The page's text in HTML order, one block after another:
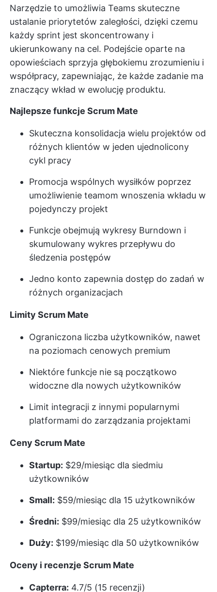
Narzędzie to umożliwia Teams skuteczne
ustalanie priorytetów zaległości, dzięki czemu
każdy sprint jest skoncentrowany i
ukierunkowany na cel. Podejście oparte na
opowieściach sprzyja głębokiemu zrozumieniu i
współpracy, zapewniając, że każde zadanie ma
znaczący wkład w ewolucję produktu.
Najlepsze funkcje Scrum Mate
Skuteczna konsolidacja wielu projektów od
różnych klientów w jeden ujednolicony
cykl pracy
Promocja wspólnych wysiłków poprzez
umożliwienie teamom wnoszenia wkładu w
pojedynczy projekt
Funkcje obejmują wykresy Burndown i
skumulowany wykres przepływu do
śledzenia postępów
Jedno konto zapewnia dostęp do zadań w
różnych organizacjach
Limity Scrum Mate
Ograniczona liczba użytkowników, nawet
na poziomach cenowych premium
Niektóre funkcje nie są początkowo
widoczne dla nowych użytkowników
Limit integracji z innymi popularnymi
platformami do zarządzania projektami
Ceny Scrum Mate
Startup: $29/miesiąc dla siedmiu
użytkowników
Small: $59/miesiąc dla 15 użytkowników
Średni: $99/miesiąc dla 25 użytkowników
Duży: $199/miesiąc dla 50 użytkowników
Oceny i recenzje Scrum Mate
Capterra: 4.7/5 (15 recenzji)